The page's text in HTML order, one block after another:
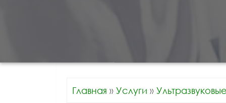
Главная » Услуги »